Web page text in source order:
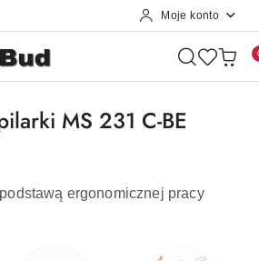
Moje konto
MS 231 C-BE
ergonomicznej pracy